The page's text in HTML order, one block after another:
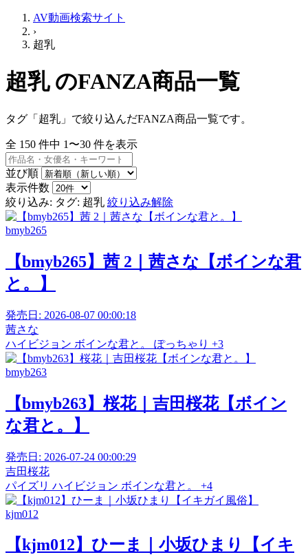
AV動画検索サイト
›
超乳
超乳 のFANZA商品一覧
タグ「超乳」で絞り込んだFANZA商品一覧です。
全 150 件中 1〜30 件を表示
並び順
表示件数
絞り込み: タグ: 超乳 絞り込み解除
bmyb265
【bmyb265】茜 2｜茜さな【ボインな君
と。】
発売日: 2026-08-07 00:00:18
茜さな
ハイビジョン ボインな君と。 ぽっちゃり +3
bmyb263
【bmyb263】桜花｜吉田桜花【ボイン
な君と。】
発売日: 2026-07-24 00:00:29
吉田桜花
パイズリ ハイビジョン ボインな君と。 +4
kjm012
【kjm012】ひーま｜小坂ひまり【イキ